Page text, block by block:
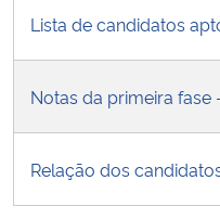
Lista de candidatos
Notas da primeira fase
Relação dos